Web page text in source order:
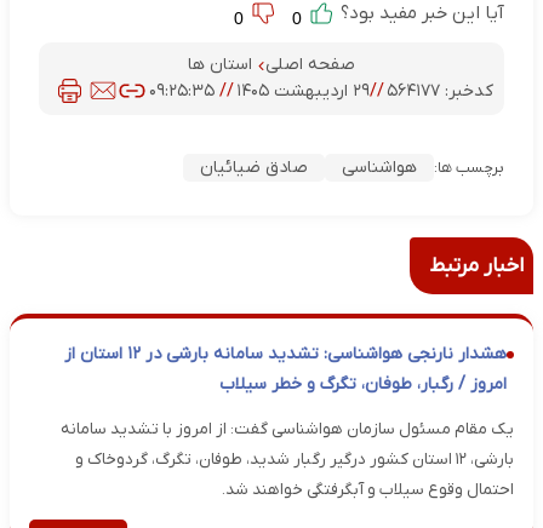
آیا این خبر مفید بود؟
صفحه اصلی
استان ها
کدخبر: ۵۶۴۱۷۷ //۲۹ اردیبهشت ۱۴۰۵ // ۰۹:۲۵:۳۵
برچسب ها: هواشناسی صادق ضیائیان
اخبار مرتبط
هشدار نارنجی هواشناسی: تشدید سامانه بارشی در ۱۲ استان از
امروز / رگبار، طوفان، تگرگ و خطر سیلاب
یک مقام مسئول سازمان هواشناسی گفت: از امروز با تشدید سامانه
بارشی، ۱۲ استان کشور درگیر رگبار شدید، طوفان، تگرگ، گردوخاک و
احتمال وقوع سیلاب و آبگرفتگی خواهند شد.